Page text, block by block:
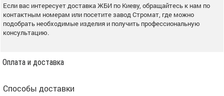
Если вас интересует доставка ЖБИ по Киеву, обращайтесь к нам по
контактным номерам или посетите завод Стромат, где можно
подобрать необходимые изделия и получить профессиональную
консультацию.
Оплата и доставка
Способы доставки